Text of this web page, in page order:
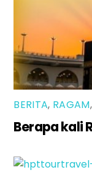
BERITA, RAGAM,
Berapa kali